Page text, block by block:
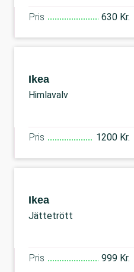
Pris 630 Kr.
Ikea
Himlavalv
Pris 1200 Kr.
Ikea
Jättetrött
Pris 999 Kr.